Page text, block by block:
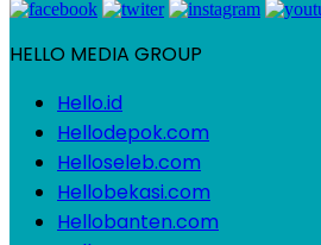
HELLO MEDIA GROUP
Hello.id
Hellodepok.com
Helloseleb.com
Hellobekasi.com
Hellobanten.com